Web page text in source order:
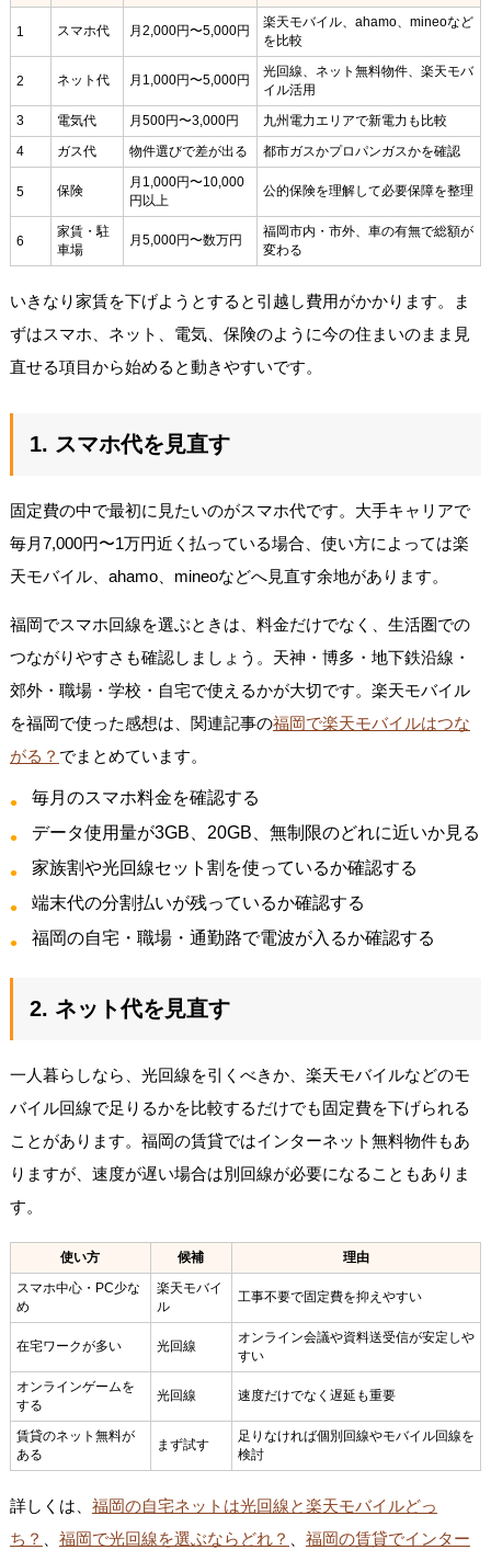
1 スマホ代 月2,000円〜5,000円
楽天モバイル、ahamo、mineoなど
を比較
2 ネット代 月1,000円〜5,000円
光回線、ネット無料物件、楽天モバ
イル活用
3
電気代 月500円〜3,000円
九州電力エリアで新電力も比較
4
ガス代 物件選びで差が出る 都市ガスかプロパンガスかを確認
5 保険
月1,000円〜10,000
円以上
公的保険を理解して必要保障を整理
6
家賃・駐
車場
月5,000円〜数万円
福岡市内・市外、車の有無で総額が
変わる
いきなり家賃を下げようとすると引越し費用がかかります。ま
ずはスマホ、ネット、電気、保険のように今の住まいのまま見
直せる項目から始めると動きやすいです。
1. スマホ代を見直す
固定費の中で最初に見たいのがスマホ代です。大手キャリアで
毎月7,000円〜1万円近く払っている場合、使い方によっては楽
天モバイル、ahamo、mineoなどへ見直す余地があります。
福岡でスマホ回線を選ぶときは、料金だけでなく、生活圏での
つながりやすさも確認しましょう。天神・博多・地下鉄沿線・
郊外・職場・学校・自宅で使えるかが大切です。楽天モバイル
を福岡で使った感想は、関連記事の福岡で楽天モバイルはつな
がる？ でまとめています。
毎月のスマホ料金を確認する
データ使用量が3GB、20GB、無制限のどれに近いか見る
家族割や光回線セット割を使っているか確認する
端末代の分割払いが残っているか確認する
福岡の自宅・職場・通勤路で電波が入るか確認する
2. ネット代を見直す
一人暮らしなら、光回線を引くべきか、楽天モバイルなどのモ
バイル回線で足りるかを比較するだけでも固定費を下げられる
ことがあります。福岡の賃貸ではインターネット無料物件もあ
りますが、速度が遅い場合は別回線が必要になることもありま
す。
使い方 候補
理由
スマホ中心・PC少な
め
楽天モバイ
ル
工事不要で固定費を抑えやすい
在宅ワークが多い 光回線
オンライン会議や資料送受信が安定しや
すい
オンラインゲームを
する
光回線 速度だけでなく遅延も重要
賃貸のネット無料が
ある
まず試す
足りなければ個別回線やモバイル回線を
検討
詳しくは、 福岡の自宅ネットは光回線と楽天モバイルどっ
ち？
福岡で光回線を選ぶならどれ？
福岡の賃貸でインター